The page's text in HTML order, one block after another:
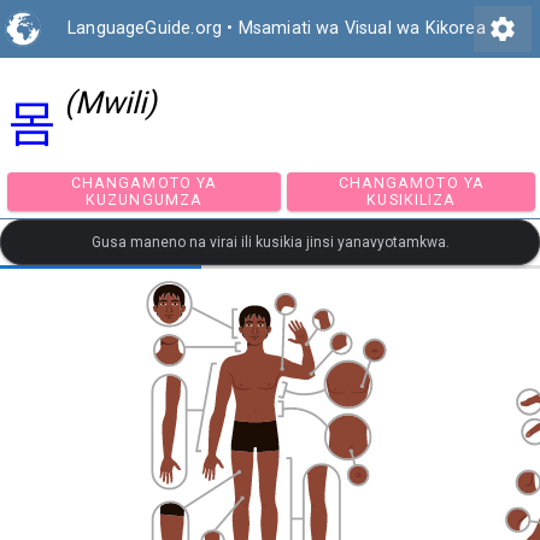
LanguageGuide.org • Msamiati wa Visual wa Kikorea settings
몸 (Mwili)
CHANGAMOTO YA
CHANGAMOTO
Gusa maneno na virai ili kusikia jinsi yanavyotamkwa.